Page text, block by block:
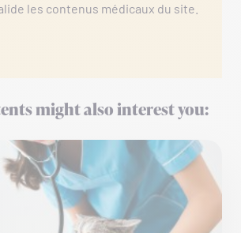
les contenus médicaux du site.
might also interest you: